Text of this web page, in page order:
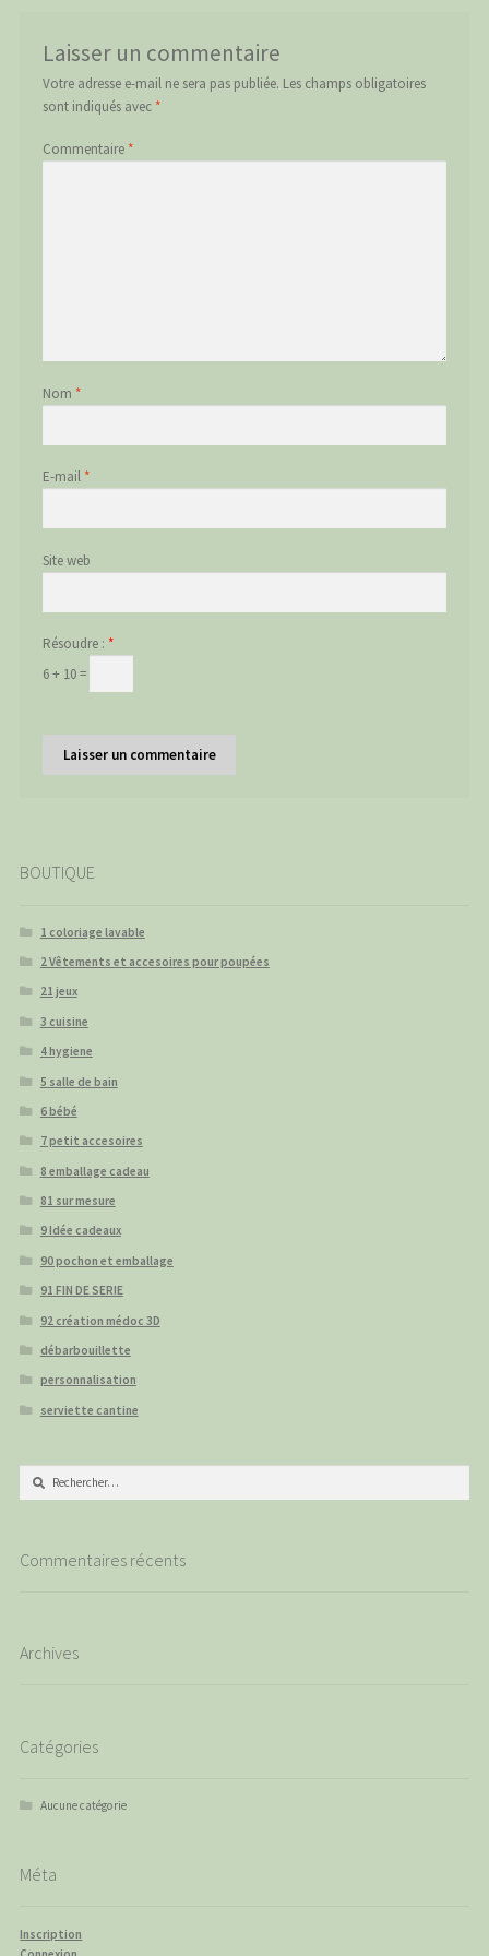
Laisser un commentaire
Votre adresse e-mail ne sera pas publiée. Les champs obligatoires
sont indiqués avec *
Commentaire *
Nom *
E-mail *
Site web
Résoudre : *
6 + 10 =
BOUTIQUE
1 coloriage lavable
2 Vêtements et accesoires pour poupées
21 jeux
3 cuisine
4 hygiene
5 salle de bain
6 bébé
7 petit accesoires
8 emballage cadeau
81 sur mesure
9 Idée cadeaux
90 pochon et emballage
91 FIN DE SERIE
92 création médoc 3D
débarbouillette
personnalisation
serviette cantine
Rechercher :
Commentaires récents
Archives
Catégories
Aucune catégorie
Méta
Inscription